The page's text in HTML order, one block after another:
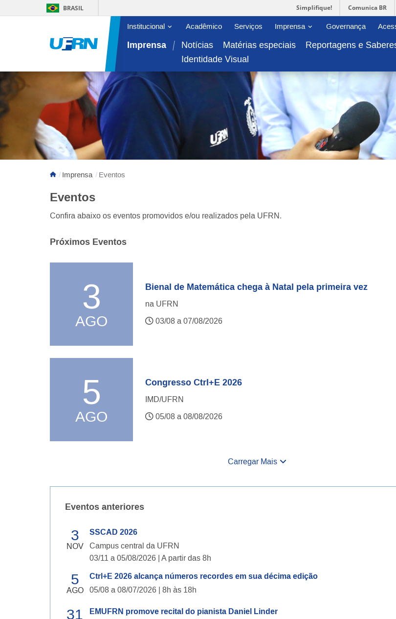
BRASIL Simplifique! Comunica BR
Área do menu principal
InstitucionalAbrir/fechar sub-menu
Acadêmico Serviços ImprensaAbrir/fechar sub-menu
Governança
Imprensa Notícias Matérias especiais Reportagens e
Identidade Visual
Imprensa Eventos
Eventos
Confira abaixo os eventos promovidos e/ou realizados pela UFRN.
Próximos Eventos
3
AGO
Bienal de Matemática chega à Natal pela primeira vez
na UFRN
03/08 a 07/08/2026
5
AGO
Congresso Ctrl+E 2026
IMD/UFRN
05/08 a 08/08/2026
Carregar Mais
Eventos anteriores
3
NOV
SSCAD 2026
Campus central da UFRN
03/11 a 05/08/2026 | A partir das 8h
5
AGO
Ctrl+E 2026 alcança números recordes em sua décima edição
05/08 a 08/07/2026 | 8h às 18h
31 EMUFRN promove recital do pianista Daniel Linder